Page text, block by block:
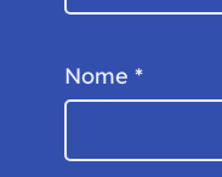
Nome *